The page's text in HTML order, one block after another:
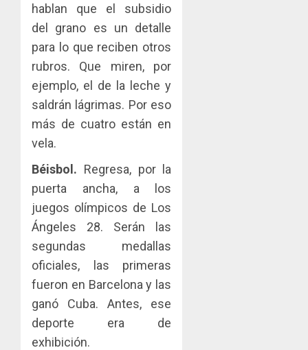
hablan que el subsidio
del grano es un detalle
para lo que reciben otros
rubros. Que miren, por
ejemplo, el de la leche y
saldrán lágrimas. Por eso
más de cuatro están en
vela.
Béisbol. Regresa, por la
puerta ancha, a los
juegos olímpicos de Los
Ángeles 28. Serán las
segundas medallas
oficiales, las primeras
fueron en Barcelona y las
ganó Cuba. Antes, ese
deporte era de
exhibición.